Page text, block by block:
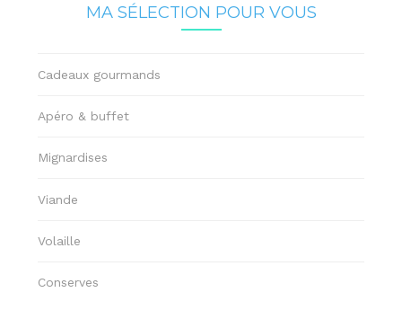
MA SÉLECTION POUR VOUS
Cadeaux gourmands
Apéro & buffet
Mignardises
Viande
Volaille
Conserves